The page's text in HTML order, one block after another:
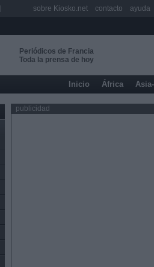
Periódicos de Francia
Toda la prensa de hoy
Inicio África
publicidad
sobre Kiosko.net contacto ayuda